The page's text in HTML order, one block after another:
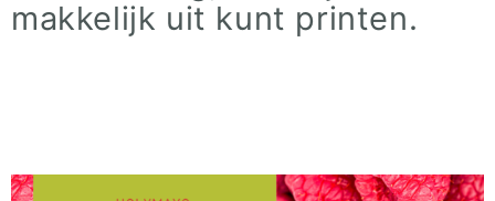
makkelijk uit kunt printen.